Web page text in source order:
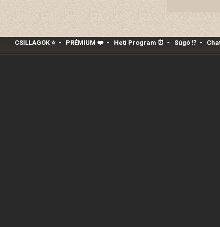
CSILLAGOK ⭐- PRÉMIUM ❤️‍- Heti Program ⏰ - Súgó ⁉️-